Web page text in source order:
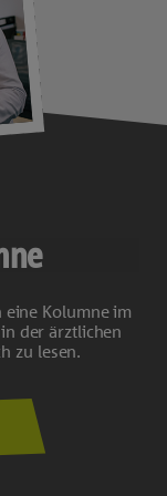
Kolumne im
der ärztlichen
zu lesen.